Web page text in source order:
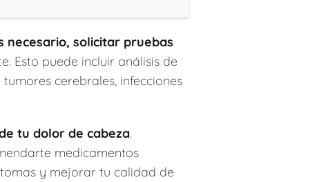
necesario, solicitar pruebas
Esto puede incluir análisis de
cerebrales, infecciones
tu dolor de cabeza.
medicamentos
y mejorar tu calidad de